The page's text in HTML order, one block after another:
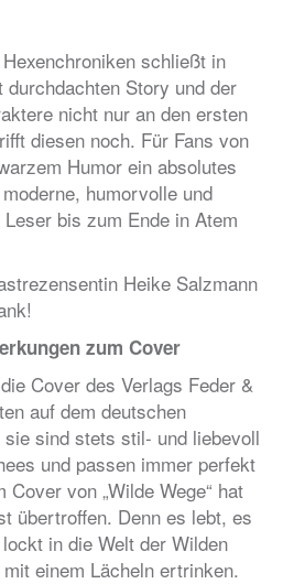
schließt in
durchdachten Story und der
nicht nur an den ersten
diesen noch. Für Fans von
Humor ein absolutes
humorvolle und
bis zum Ende in Atem
Heike Salzmann
zum Cover
Cover des Verlags Feder &
auf dem deutschen
sind stets stil- und liebevoll
und passen immer perfekt
von „Wilde Wege“ hat
übertroffen. Denn es lebt, es
in die Welt der Wilden
einem Lächeln ertrinken.